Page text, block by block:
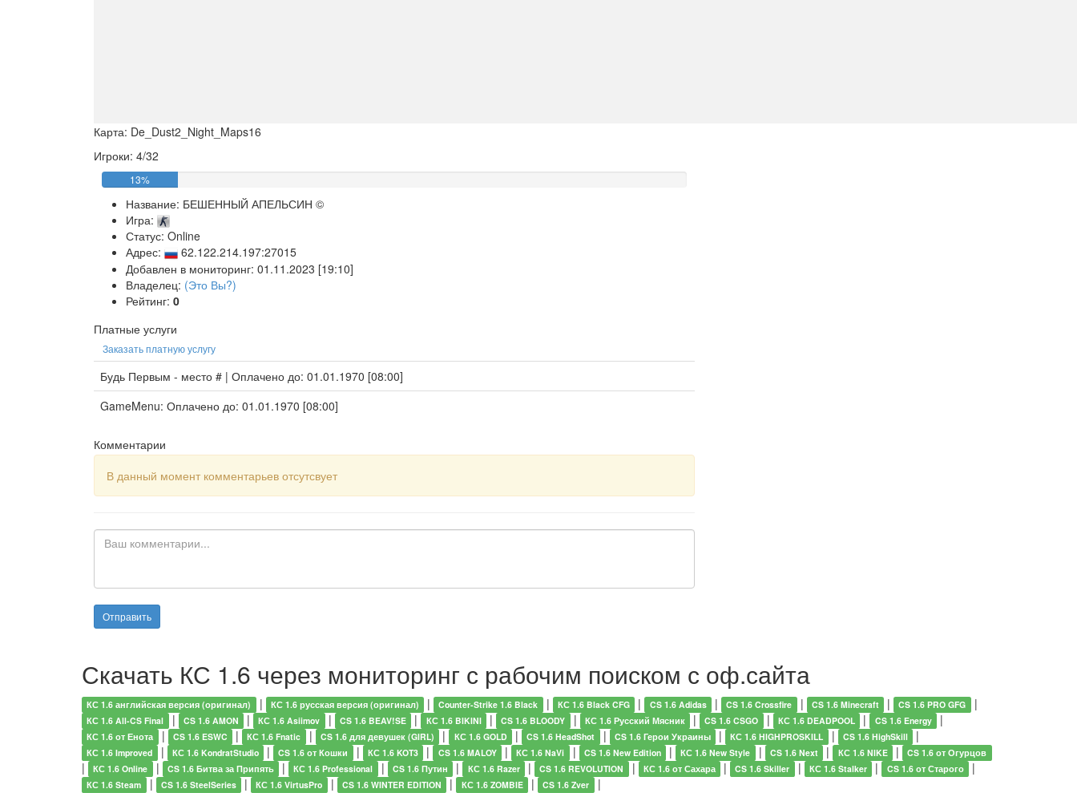
Карта: De_Dust2_Night_Maps16
Игроки: 4/32
13%
Название: БЕШЕННЫЙ АПЕЛЬСИН ©
Игра:
Статус: Online
Адрес:
62.122.214.197:27015
Добавлен в мониторинг: 01.11.2023 [19:10]
Владелец: (Это Вы?)
Рейтинг: 0
Платные услуги
Заказать платную услугу
Будь Первым - место # | Оплачено до: 01.01.1970 [08:00]
GameMenu: Оплачено до: 01.01.1970 [08:00]
Комментарии
В данный момент комментарьев отсутсвует
Скачать КС 1.6 через мониторинг с рабочим поиском с оф.сайта
КС 1.6 английская версия (оригинал) | КС 1.6 русская версия (оригинал) | Counter-Strike 1.6 Black | КС 1.6 Black CFG | CS 1.6 Adidas | CS 1.6 Crossfire | CS 1.6 Minecraft | CS 1.6 PRO GFG |
КС 1.6 All-CS Final | CS 1.6 AMON | КС 1.6 Asiimov | CS 1.6 BEAV!SE | КС 1.6 BIKINI | CS 1.6 BLOODY | КС 1.6 Русский Мясник | CS 1.6 CSGO | КС 1.6 DEADPOOL | CS 1.6 Energy |
КС 1.6 от Енота | CS 1.6 ESWC | КС 1.6 Fnatic | CS 1.6 для девушек (GIRL) | КС 1.6 GOLD | CS 1.6 HeadShot | CS 1.6 Герои Украины | КС 1.6 HIGHPROSKILL | CS 1.6 HighSkill |
КС 1.6 Improved | КС 1.6 KondratStudio | CS 1.6 от Кошки | КС 1.6 KOT3 | CS 1.6 MALOY | КС 1.6 NaVi | CS 1.6 New Edition | КС 1.6 New Style | CS 1.6 Next | КС 1.6 NIKE | CS 1.6 от Огурцов
| КС 1.6 Online | CS 1.6 Битва за Припять | КС 1.6 Professional | CS 1.6 Путин | КС 1.6 Razer | CS 1.6 REVOLUTION | КС 1.6 от Сахара | CS 1.6 Skiller | КС 1.6 Stalker | CS 1.6 от Старого |
КС 1.6 Steam | CS 1.6 SteelSeries | КС 1.6 VirtusPro | CS 1.6 WINTER EDITION | КС 1.6 ZOMBIE | CS 1.6 Zver |